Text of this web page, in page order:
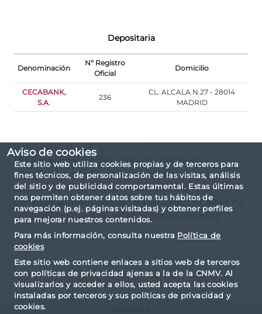
Aviso de cookies
Este sitio web utiliza cookies propias y de terceros para
fines técnicos, de personalización de las visitas, análisis
del sitio y de publicidad comportamental. Estas últimas
nos permiten obtener datos sobre tus hábitos de
navegación (p.ej. páginas visitadas) y obtener perfiles
para mejorar nuestros contenidos.
Para más información, consulta nuestra Política de
cookies
Este sitio web contiene enlaces a sitios web de terceros
con políticas de privacidad ajenas a la de la CNMV. Al
visualizarlos y acceder a ellos, usted acepta las cookies
instaladas por terceros y sus políticas de privacidad y
cookies.
Depositaria
Denominación
Nº Registro
Oficial
Domicilio
CECABANK,
S.A.
236
CL. ALCALA N.27 - 28014
MADRID
(*) La responsabilidad sobre el contenido y
veracidad del Folleto y DFI corresponde
exclusivamente a la sociedad gestora, o al
vehículo autogestionado en su caso. La CNMV no
verifica el contenido de dichos documentos.